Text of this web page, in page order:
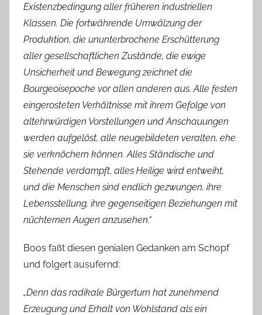
Existenzbedingung aller früheren industriellen
Klassen. Die fortwährende Umwälzung der
Produktion, die ununterbrochene Erschütterung
aller gesellschaftlichen Zustände, die ewige
Unsicherheit und Bewegung zeichnet die
Bourgeoisepoche vor allen anderen aus. Alle festen
eingerosteten Verhältnisse mit ihrem Gefolge von
altehrwürdigen Vorstellungen und Anschauungen
werden aufgelöst, alle neugebildeten veralten, ehe
sie verknöchern können. Alles Ständische und
Stehende verdampft, alles Heilige wird entweiht,
und die Menschen sind endlich gezwungen, ihre
Lebensstellung, ihre gegenseitigen Beziehungen mit
nüchternen Augen anzusehen.“
Boos faßt diesen genialen Gedanken am Schopf
und folgert ausufernd:
„Denn das radikale Bürgertum hat zunehmend
Erzeugung und Erhalt von Wohlstand als ein